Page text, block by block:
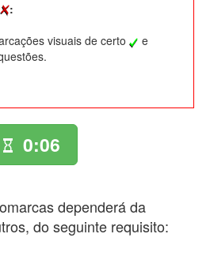
:
visuais de certo
e
0:06
dependerá da
do seguinte requisito: